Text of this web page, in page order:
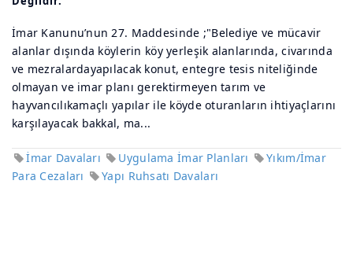
İmar Kanunu’nun 27. Maddesinde ;"Belediye ve mücavir
alanlar dışında köylerin köy yerleşik alanlarında, civarında
ve mezralardayapılacak konut, entegre tesis niteliğinde
olmayan ve imar planı gerektirmeyen tarım ve
hayvancılıkamaçlı yapılar ile köyde oturanların ihtiyaçlarını
karşılayacak bakkal, ma...
İmar Davaları Uygulama İmar Planları
Yıkım/İmar
Para Cezaları
Yapı Ruhsatı Davaları